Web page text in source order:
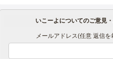
いこーよについてのご意見
メールアドレス(任意 返信